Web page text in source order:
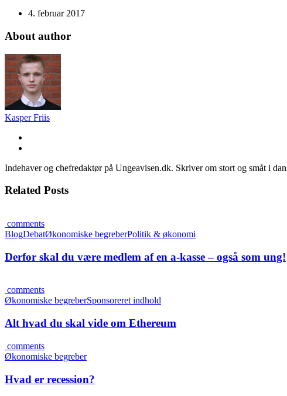
4. februar 2017
About author
Kasper Friis
Indehaver og chefredaktør på Ungeavisen.dk. Skriver om stort og småt i
Related Posts
comments
BlogDebatØkonomiske begreberPolitik & økonomi
Derfor skal du være medlem af en a-kasse – også som ung!
comments
Økonomiske begreberSponsoreret indhold
Alt hvad du skal vide om Ethereum
comments
Økonomiske begreber
Hvad er recession?